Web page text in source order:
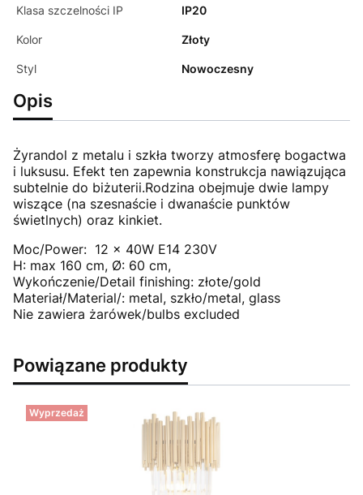
Klasa szczelności IP IP20
Kolor Złoty
Styl Nowoczesny
Opis
Żyrandol z metalu i szkła tworzy atmosferę bogactwa
i luksusu. Efekt ten zapewnia konstrukcja nawiązująca
subtelnie do biżuterii.Rodzina obejmuje dwie lampy
wiszące (na szesnaście i dwanaście punktów
świetlnych) oraz kinkiet.
Moc/Power: 12 x 40W E14 230V
H: max 160 cm, Ø: 60 cm,
Wykończenie/Detail finishing: złote/gold
Materiał/Material/: metal, szkło/metal, glass
Nie zawiera żarówek/bulbs excluded
Powiązane produkty
Wyprzedaż